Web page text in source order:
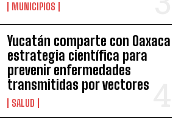
MUNICIPIOS
Yucatán comparte con Oaxaca
estrategia científica para
prevenir enfermedades
transmitidas por vectores
SALUD